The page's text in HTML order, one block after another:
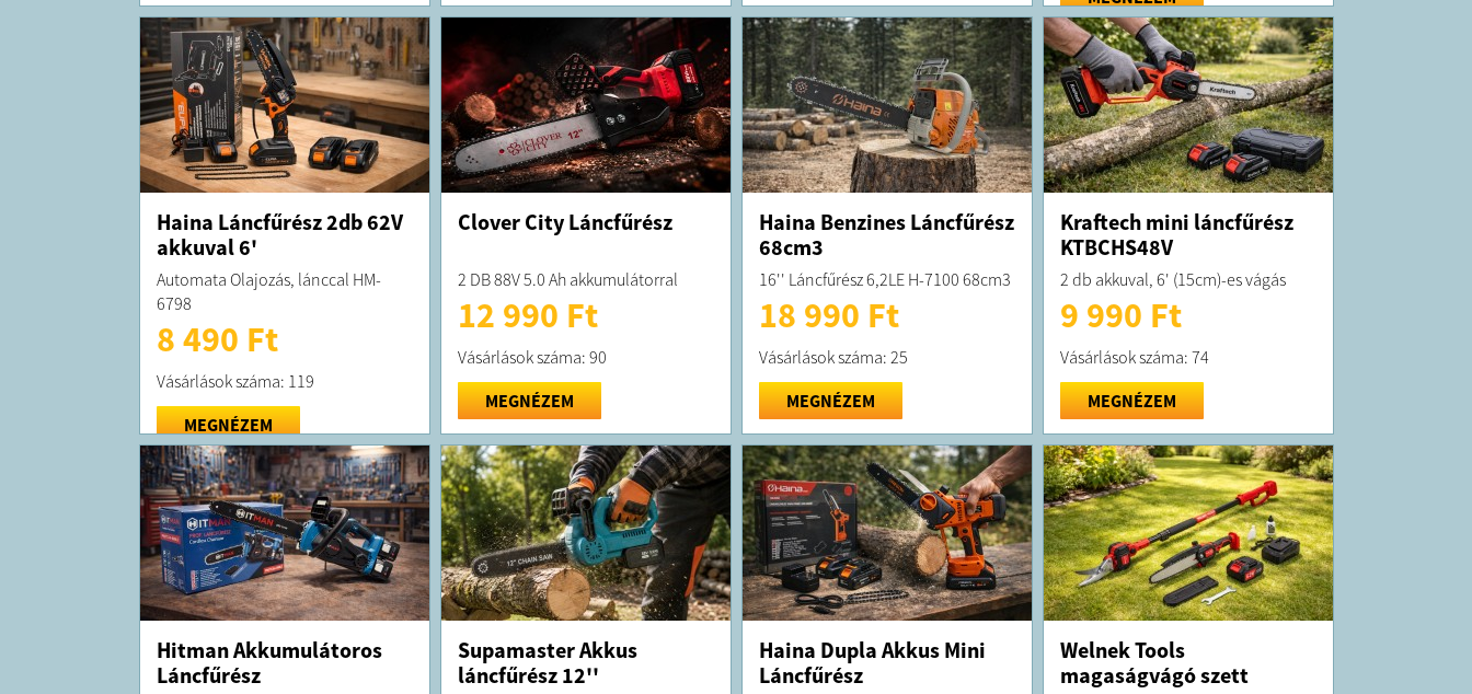
Haina Láncfűrész 2db 62V
akkuval 6'
Automata Olajozás, lánccal HM-
6798
8 490 Ft
Vásárlások száma: 119
MEGNÉZEM
Clover City Láncfűrész
2 DB 88V 5.0 Ah akkumulátorral
12 990 Ft
Vásárlások száma: 90
MEGNÉZEM
Haina Benzines Láncfűrész
68cm3
16'' Láncfűrész 6,2LE H-7100 68cm3
18 990 Ft
Vásárlások száma: 25
MEGNÉZEM
Kraftech mini láncfűrész
KTBCHS48V
2 db akkuval, 6' (15cm)-es vágás
9 990 Ft
Vásárlások száma: 74
MEGNÉZEM
Hitman Akkumulátoros
Láncfűrész
Supamaster Akkus
láncfűrész 12''
Haina Dupla Akkus Mini
Láncfűrész
Welnek Tools
magaságvágó szett